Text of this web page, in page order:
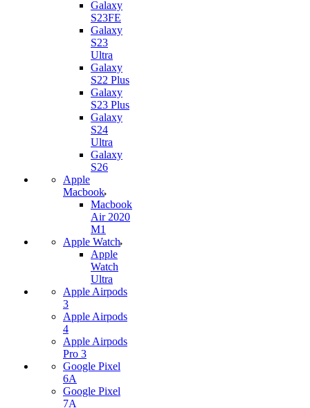
Galaxy
S23FE
Galaxy
S23
Ultra
Galaxy
S22 Plus
Galaxy
S23 Plus
Galaxy
S24
Ultra
Galaxy
S26
Apple
Macbook
Macbook
Air 2020
M1
Apple Watch
Apple
Watch
Ultra
Apple Airpods
3
Apple Airpods
4
Apple Airpods
Pro 3
Google Pixel
6A
Google Pixel
7А